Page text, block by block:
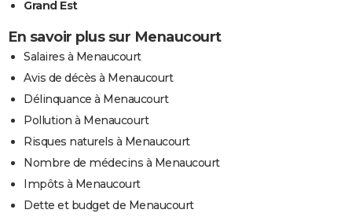
Grand Est
En savoir plus sur Menaucourt
Salaires à Menaucourt
Avis de décès à Menaucourt
Délinquance à Menaucourt
Pollution à Menaucourt
Risques naturels à Menaucourt
Nombre de médecins à Menaucourt
Impôts à Menaucourt
Dette et budget de Menaucourt